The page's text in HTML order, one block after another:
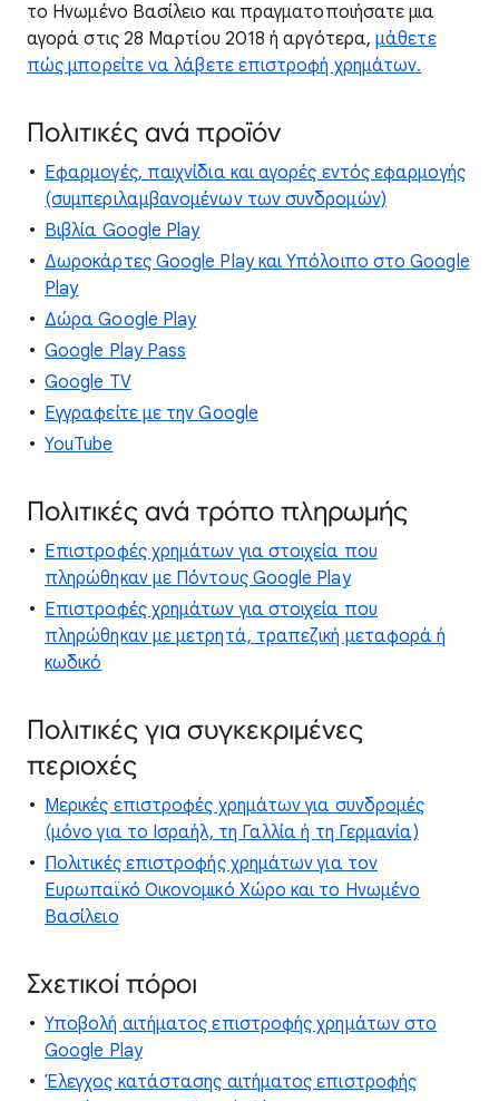
το Ηνωμένο Βασίλειο και πραγματοποιήσατε μια
αγορά στις 28 Μαρτίου 2018 ή αργότερα,μάθετε
πώς μπορείτε να λάβετε επιστροφή χρημάτων.
Πολιτικές ανά προϊόν
Εφαρμογές, παιχνίδια και αγορές εντός εφαρμογής
(συμπεριλαμβανομένων των συνδρομών)
Βιβλία Google Play
Δωροκάρτες Google Play και Υπόλοιπο στο Google
Play
Δώρα Google Play
Google Play Pass
Google TV
Εγγραφείτε με την Google
YouTube
Πολιτικές ανά τρόπο πληρωμής
Επιστροφές χρημάτων για στοιχεία που
πληρώθηκαν με Πόντους Google Play
Επιστροφές χρημάτων για στοιχεία που
πληρώθηκαν με μετρητά, τραπεζική μεταφορά ή
κωδικό
Πολιτικές για συγκεκριμένες
περιοχές
Μερικές επιστροφές χρημάτων για συνδρομές
(μόνο για το Ισραήλ, τη Γαλλία ή τη Γερμανία)
Πολιτικές επιστροφής χρημάτων για τον
Ευρωπαϊκό Οικονομικό Χώρο και το Ηνωμένο
Βασίλειο
Σχετικοί πόροι
Υποβολή αιτήματος επιστροφής χρημάτων στο
Google Play
Έλεγχος κατάστασης αιτήματος επιστροφής